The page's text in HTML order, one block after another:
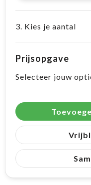
3. Kies je aantal
Prijsopgave
Selecteer jouw